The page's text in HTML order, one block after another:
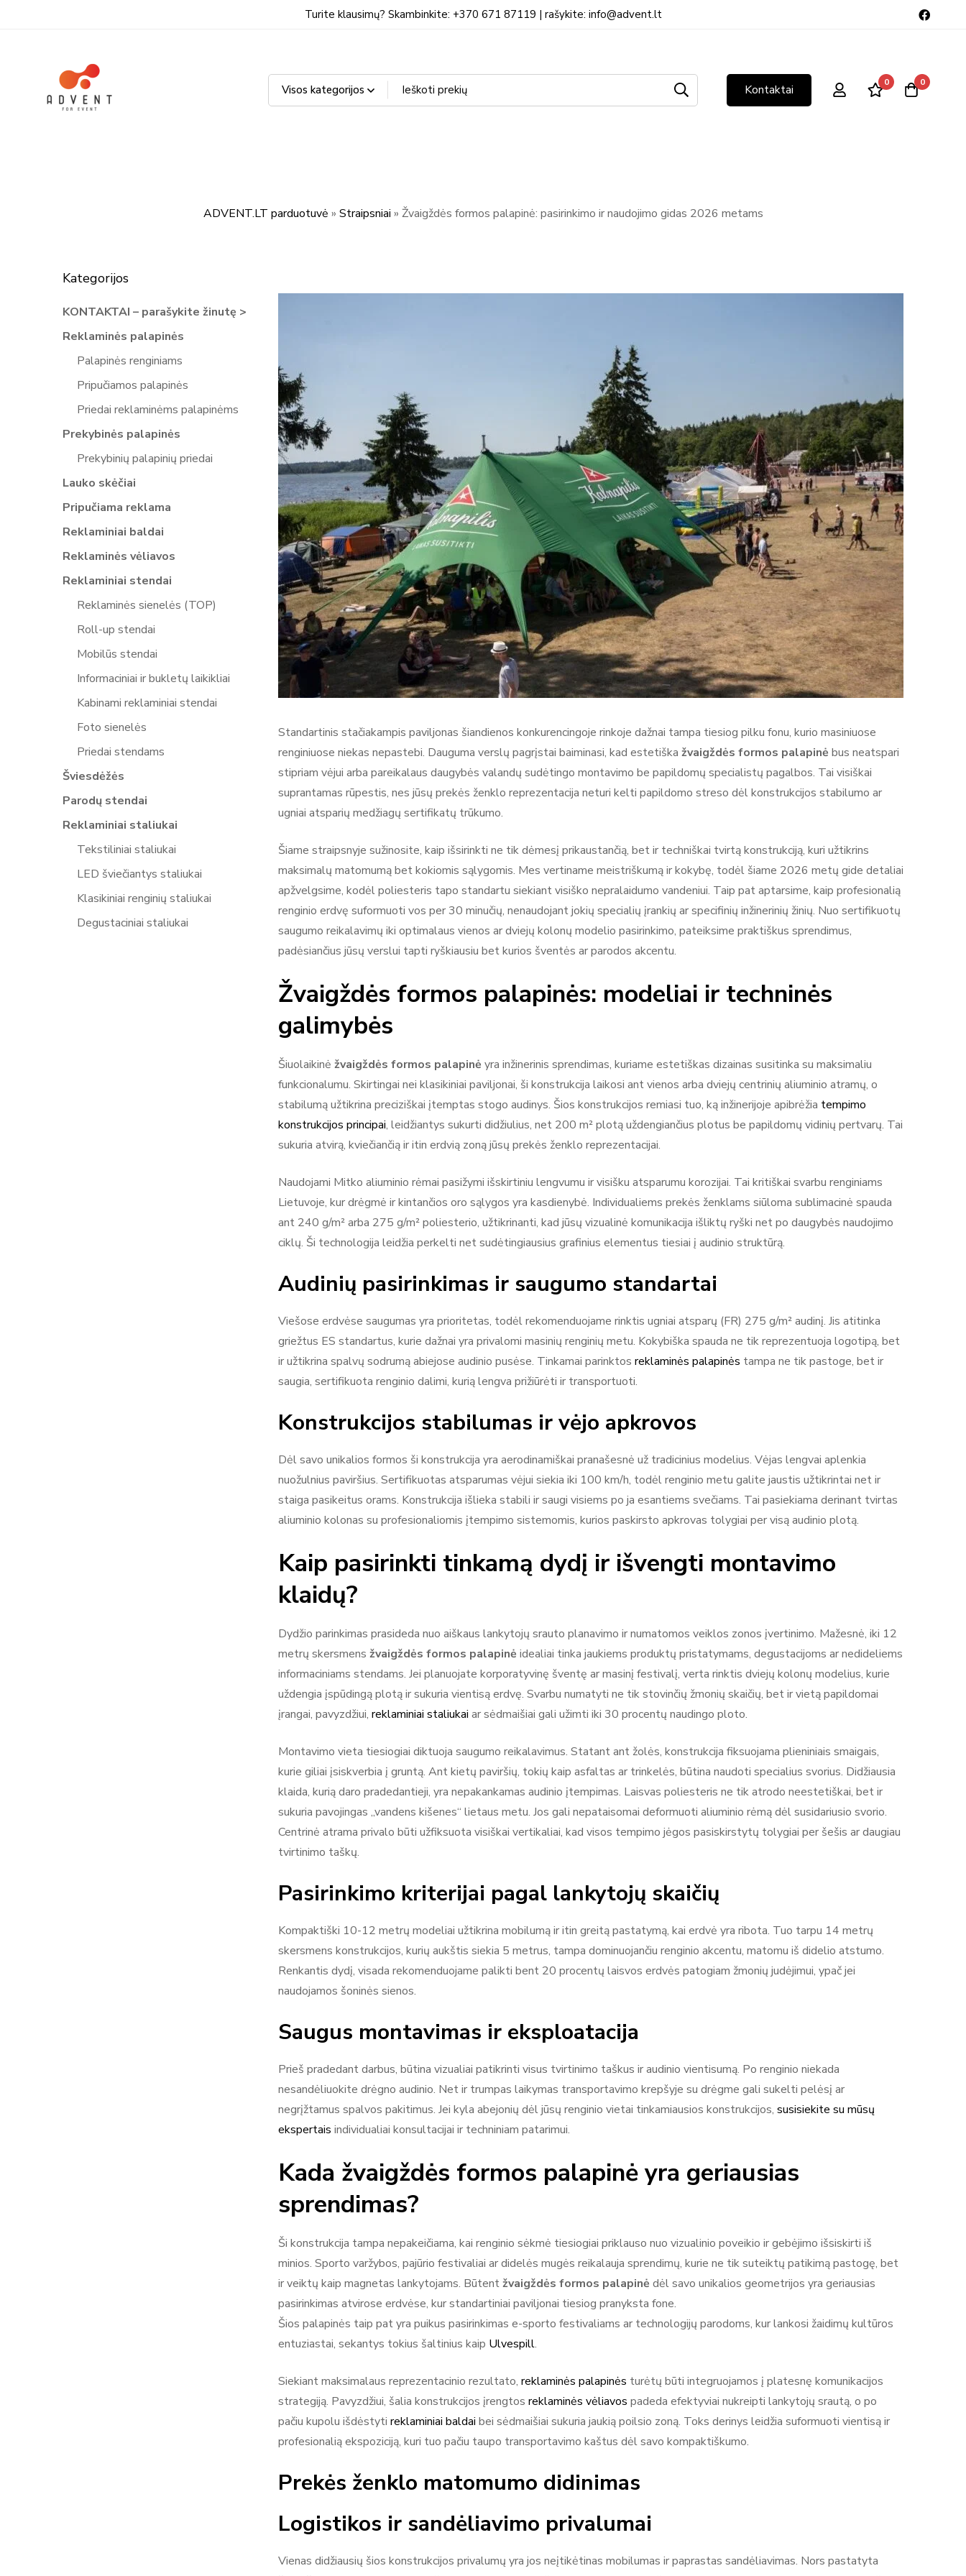
Turite klausimų? Skambinkite: +370 671 87119 | rašykite: info@advent.lt
Kontaktai 0 0
ADVENT.LT parduotuvė » Straipsniai » Žvaigždės formos palapinė: pasirinkimo ir naudojimo gidas 2026 metams
Kategorijos
KONTAKTAI – parašykite žinutę >
Reklaminės palapinės
Palapinės renginiams
Pripučiamos palapinės
Priedai reklaminėms palapinėms
Prekybinės palapinės
Prekybinių palapinių priedai
Lauko skėčiai
Pripučiama reklama
Reklaminiai baldai
Reklaminės vėliavos
Reklaminiai stendai
Reklaminės sienelės (TOP)
Roll-up stendai
Mobilūs stendai
Informaciniai ir bukletų laikikliai
Kabinami reklaminiai stendai
Foto sienelės
Priedai stendams
Šviesdėžės
Parodų stendai
Reklaminiai staliukai
Tekstiliniai staliukai
LED šviečiantys staliukai
Klasikiniai renginių staliukai
Degustaciniai staliukai
Standartinis stačiakampis paviljonas šiandienos konkurencingoje rinkoje dažnai tampa tiesiog pilku fonu, kurio masiniuose
renginiuose niekas nepastebi. Dauguma verslų pagrįstai baiminasi, kad estetiška žvaigždės formos palapinė bus neatspari
stipriam vėjui arba pareikalaus daugybės valandų sudėtingo montavimo be papildomų specialistų pagalbos. Tai visiškai
suprantamas rūpestis, nes jūsų prekės ženklo reprezentacija neturi kelti papildomo streso dėl konstrukcijos stabilumo ar
ugniai atsparių medžiagų sertifikatų trūkumo.
Šiame straipsnyje sužinosite, kaip išsirinkti ne tik dėmesį prikaustančią, bet ir techniškai tvirtą konstrukciją, kuri užtikrins
maksimalų matomumą bet kokiomis sąlygomis. Mes vertiname meistriškumą ir kokybę, todėl šiame 2026 metų gide detaliai
apžvelgsime, kodėl poliesteris tapo standartu siekiant visiško nepralaidumo vandeniui. Taip pat aptarsime, kaip profesionalią
renginio erdvę suformuoti vos per 30 minučių, nenaudojant jokių specialių įrankių ar specifinių inžinerinių žinių. Nuo sertifikuotų
saugumo reikalavimų iki optimalaus vienos ar dviejų kolonų modelio pasirinkimo, pateiksime praktiškus sprendimus,
padėsiančius jūsų verslui tapti ryškiausiu bet kurios šventės ar parodos akcentu.
Žvaigždės formos palapinės: modeliai ir techninės
galimybės
Šiuolaikinė žvaigždės formos palapinė yra inžinerinis sprendimas, kuriame estetiškas dizainas susitinka su maksimaliu
funkcionalumu. Skirtingai nei klasikiniai paviljonai, ši konstrukcija laikosi ant vienos arba dviejų centrinių aliuminio atramų, o
stabilumą užtikrina preciziškai įtemptas stogo audinys. Šios konstrukcijos remiasi tuo, ką inžinerijoje apibrėžia tempimo
konstrukcijos principai, leidžiantys sukurti didžiulius, net 200 m² plotą uždengiančius plotus be papildomų vidinių pertvarų. Tai
sukuria atvirą, kviečiančią ir itin erdvią zoną jūsų prekės ženklo reprezentacijai.
Naudojami Mitko aliuminio rėmai pasižymi išskirtiniu lengvumu ir visišku atsparumu korozijai. Tai kritiškai svarbu renginiams
Lietuvoje, kur drėgmė ir kintančios oro sąlygos yra kasdienybė. Individualiems prekės ženklams siūloma sublimacinė spauda
ant 240 g/m² arba 275 g/m² poliesterio, užtikrinanti, kad jūsų vizualinė komunikacija išliktų ryški net po daugybės naudojimo
ciklų. Ši technologija leidžia perkelti net sudėtingiausius grafinius elementus tiesiai į audinio struktūrą.
Audinių pasirinkimas ir saugumo standartai
Viešose erdvėse saugumas yra prioritetas, todėl rekomenduojame rinktis ugniai atsparų (FR) 275 g/m² audinį. Jis atitinka
griežtus ES standartus, kurie dažnai yra privalomi masinių renginių metu. Kokybiška spauda ne tik reprezentuoja logotipą, bet
ir užtikrina spalvų sodrumą abiejose audinio pusėse. Tinkamai parinktos reklaminės palapinės tampa ne tik pastoge, bet ir
saugia, sertifikuota renginio dalimi, kurią lengva prižiūrėti ir transportuoti.
Konstrukcijos stabilumas ir vėjo apkrovos
Dėl savo unikalios formos ši konstrukcija yra aerodinamiškai pranašesnė už tradicinius modelius. Vėjas lengvai aplenkia
nuožulnius paviršius. Sertifikuotas atsparumas vėjui siekia iki 100 km/h, todėl renginio metu galite jaustis užtikrintai net ir
staiga pasikeitus orams. Konstrukcija išlieka stabili ir saugi visiems po ja esantiems svečiams. Tai pasiekiama derinant tvirtas
aliuminio kolonas su profesionaliomis įtempimo sistemomis, kurios paskirsto apkrovas tolygiai per visą audinio plotą.
Kaip pasirinkti tinkamą dydį ir išvengti montavimo
klaidų?
Dydžio parinkimas prasideda nuo aiškaus lankytojų srauto planavimo ir numatomos veiklos zonos įvertinimo. Mažesnė, iki 12
metrų skersmens žvaigždės formos palapinė idealiai tinka jaukiems produktų pristatymams, degustacijoms ar nedideliems
informaciniams stendams. Jei planuojate korporatyvinę šventę ar masinį festivalį, verta rinktis dviejų kolonų modelius, kurie
uždengia įspūdingą plotą ir sukuria vientisą erdvę. Svarbu numatyti ne tik stovinčių žmonių skaičių, bet ir vietą papildomai
įrangai, pavyzdžiui, reklaminiai staliukai ar sėdmaišiai gali užimti iki 30 procentų naudingo ploto.
Montavimo vieta tiesiogiai diktuoja saugumo reikalavimus. Statant ant žolės, konstrukcija fiksuojama plieniniais smaigais,
kurie giliai įsiskverbia į gruntą. Ant kietų paviršių, tokių kaip asfaltas ar trinkelės, būtina naudoti specialius svorius. Didžiausia
klaida, kurią daro pradedantieji, yra nepakankamas audinio įtempimas. Laisvas poliesteris ne tik atrodo neestetiškai, bet ir
sukuria pavojingas „vandens kišenes“ lietaus metu. Jos gali nepataisomai deformuoti aliuminio rėmą dėl susidariusio svorio.
Centrinė atrama privalo būti užfiksuota visiškai vertikaliai, kad visos tempimo jėgos pasiskirstytų tolygiai per šešis ar daugiau
tvirtinimo taškų.
Pasirinkimo kriterijai pagal lankytojų skaičių
Kompaktiški 10-12 metrų modeliai užtikrina mobilumą ir itin greitą pastatymą, kai erdvė yra ribota. Tuo tarpu 14 metrų
skersmens konstrukcijos, kurių aukštis siekia 5 metrus, tampa dominuojančiu renginio akcentu, matomu iš didelio atstumo.
Renkantis dydį, visada rekomenduojame palikti bent 20 procentų laisvos erdvės patogiam žmonių judėjimui, ypač jei
naudojamos šoninės sienos.
Saugus montavimas ir eksploatacija
Prieš pradedant darbus, būtina vizualiai patikrinti visus tvirtinimo taškus ir audinio vientisumą. Po renginio niekada
nesandėliuokite drėgno audinio. Net ir trumpas laikymas transportavimo krepšyje su drėgme gali sukelti pelėsį ar
negrįžtamus spalvos pakitimus. Jei kyla abejonių dėl jūsų renginio vietai tinkamiausios konstrukcijos, susisiekite su mūsų
ekspertais individualiai konsultacijai ir techniniam patarimui.
Kada žvaigždės formos palapinė yra geriausias
sprendimas?
Ši konstrukcija tampa nepakeičiama, kai renginio sėkmė tiesiogiai priklauso nuo vizualinio poveikio ir gebėjimo išsiskirti iš
minios. Sporto varžybos, pajūrio festivaliai ar didelės mugės reikalauja sprendimų, kurie ne tik suteiktų patikimą pastogę, bet
ir veiktų kaip magnetas lankytojams. Būtentžvaigždės formos palapinė dėl savo unikalios geometrijos yra geriausias
pasirinkimas atvirose erdvėse, kur standartiniai paviljonai tiesiog pranyksta fone.
Šios palapinės taip pat yra puikus pasirinkimas e-sporto festivaliams ar technologijų parodoms, kur lankosi žaidimų kultūros
entuziastai, sekantys tokius šaltinius kaip Ulvespill.
Siekiant maksimalaus reprezentacinio rezultato, reklaminės palapinės turėtų būti integruojamos į platesnę komunikacijos
strategiją. Pavyzdžiui, šalia konstrukcijos įrengtos reklaminės vėliavos padeda efektyviai nukreipti lankytojų srautą, o po
pačiu kupolu išdėstyti reklaminiai baldai bei sėdmaišiai sukuria jaukią poilsio zoną. Toks derinys leidžia suformuoti vientisą ir
profesionalią ekspoziciją, kuri tuo pačiu taupo transportavimo kaštus dėl savo kompaktiškumo.
Prekės ženklo matomumo didinimas
Logistikos ir sandėliavimo privalumai
Vienas didžiausių šios konstrukcijos privalumų yra jos neįtikėtinas mobilumas ir paprastas sandėliavimas. Nors pastatyta